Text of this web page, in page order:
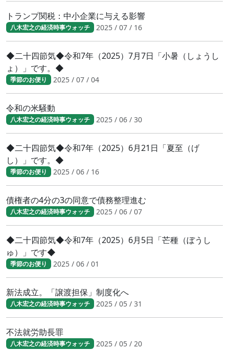
トランプ関税：中小企業に与える影響
八木宏之の経済時事ウォッチ 2025 / 07 / 16
◆二十四節気◆令和7年（2025）7月7日「小暑（しょうし
ょ）」です。◆
季節のお便り 2025 / 07 / 04
令和の米騒動
八木宏之の経済時事ウォッチ 2025 / 06 / 30
◆二十四節気◆令和7年（2025）6月21日「夏至（げ
し）」です。◆
季節のお便り 2025 / 06 / 16
債権者の4分の3の同意で債務整理進む
八木宏之の経済時事ウォッチ 2025 / 06 / 07
◆二十四節気◆令和7年（2025）6月5日「芒種（ぼうし
ゅ）」です◆
季節のお便り 2025 / 06 / 01
新法成立。「譲渡担保」制度化へ
八木宏之の経済時事ウォッチ 2025 / 05 / 31
不法就労助長罪
八木宏之の経済時事ウォッチ 2025 / 05 / 20